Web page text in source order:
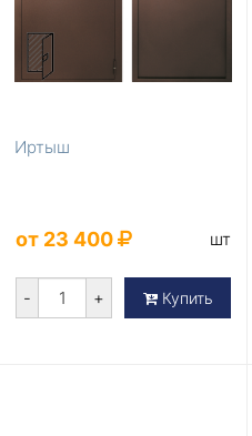
Иртыш
от 23 400 шт
- + Купить